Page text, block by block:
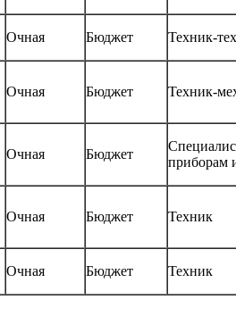
Очная Бюджет Техник-
Очная Бюджет Техник-
Очная Бюджет
приборам
Очная Бюджет Техник
Очная Бюджет Техник